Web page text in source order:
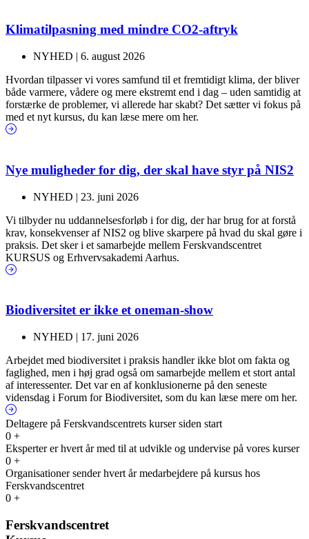
Klimatilpasning med mindre CO2-aftryk
NYHED | 6. august 2026
Hvordan tilpasser vi vores samfund til et fremtidigt klima, der bliver
både varmere, vådere og mere ekstremt end i dag – uden samtidig at
forstærke de problemer, vi allerede har skabt? Det sætter vi fokus på
med et nyt kursus, du kan læse mere om her.
Nye muligheder for dig, der skal have styr på NIS2
NYHED | 23. juni 2026
Vi tilbyder nu uddannelsesforløb i for dig, der har brug for at forstå
krav, konsekvenser af NIS2 og blive skarpere på hvad du skal gøre i
praksis. Det sker i et samarbejde mellem Ferskvandscentret
KURSUS og Erhvervsakademi Aarhus.
Biodiversitet er ikke et oneman-show
NYHED | 17. juni 2026
Arbejdet med biodiversitet i praksis handler ikke blot om fakta og
faglighed, men i høj grad også om samarbejde mellem et stort antal
af interessenter. Det var en af konklusionerne på den seneste
vidensdag i Forum for Biodiversitet, som du kan læse mere om her.
Deltagere på Ferskvandscentrets kurser siden start
0 +
Eksperter er hvert år med til at udvikle og undervise på vores kurser
0 +
Organisationer sender hvert år medarbejdere på kursus hos
Ferskvandscentret
0 +
Ferskvandscentret